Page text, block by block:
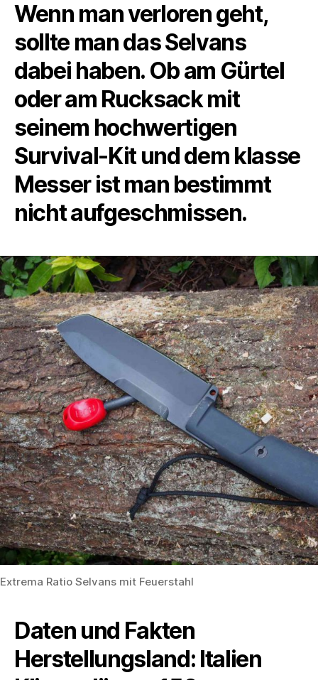
Wenn man verloren geht,
sollte man das Selvans
dabei haben. Ob am Gürtel
oder am Rucksack mit
seinem hochwertigen
Survival-Kit und dem klasse
Messer ist man bestimmt
nicht aufgeschmissen.
Extrema Ratio Selvans mit Feuerstahl
Daten und Fakten
Herstellungsland: Italien